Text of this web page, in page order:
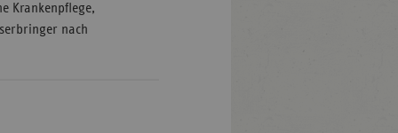
Krankenpflege,
nach